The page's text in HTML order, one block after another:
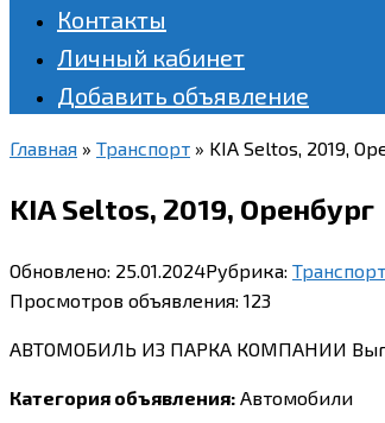
Контакты
Личный кабинет
Добавить объявление
Главная » Транспорт » KIA Seltos, 2019,
KIA Seltos, 2019, Оренбург
Обновлено: 25.01.2024Рубрика: Транспорт
Просмотров объявления: 123
АВТОМОБИЛЬ ИЗ ПАРКА КОМПАНИИ
Категория объявления: Автомобили